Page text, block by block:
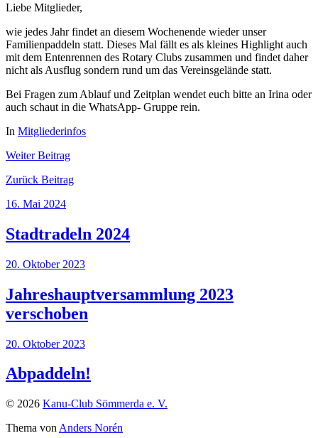
Liebe Mitglieder,
wie jedes Jahr findet an diesem Wochenende wieder unser
Familienpaddeln statt. Dieses Mal fällt es als kleines Highlight auch
mit dem Entenrennen des Rotary Clubs zusammen und findet daher
nicht als Ausflug sondern rund um das Vereinsgelände statt.
Bei Fragen zum Ablauf und Zeitplan wendet euch bitte an Irina oder
auch schaut in die WhatsApp- Gruppe rein.
In Mitgliederinfos
WeiterBeitrag
Zurück Beitrag
16. Mai 2024
Stadtradeln 2024
20. Oktober 2023
Jahreshauptversammlung 2023
verschoben
20. Oktober 2023
Abpaddeln!
© 2026 Kanu-Club Sömmerda e. V.
Thema von Anders Norén